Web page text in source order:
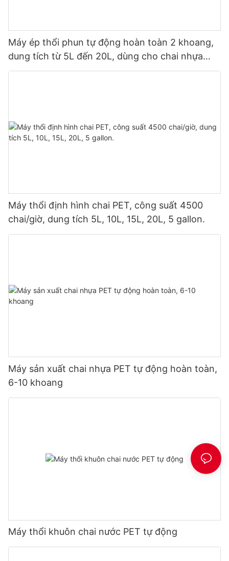
Máy ép thổi phun tự động hoàn toàn 2 khoang,
dung tích từ 5L đến 20L, dùng cho chai nhựa
PET và bình nước.
Máy thổi định hình chai PET, công suất 4500
chai/giờ, dung tích 5L, 10L, 15L, 20L, 5 gallon.
Máy sản xuất chai nhựa PET tự động hoàn toàn,
6-10 khoang
Máy thổi khuôn chai nước PET tự động